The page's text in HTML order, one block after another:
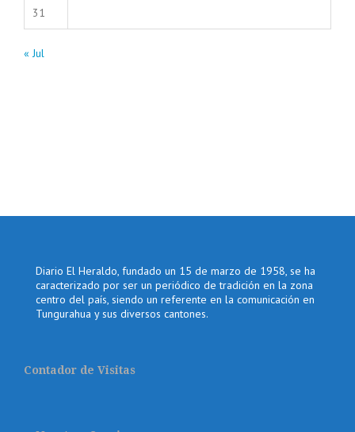
31
« Jul
Diario El Heraldo, fundado un 15 de marzo de 1958, se ha
caracterizado por ser un periódico de tradición en la zona
centro del país, siendo un referente en la comunicación en
Tungurahua y sus diversos cantones.
Contador de Visitas